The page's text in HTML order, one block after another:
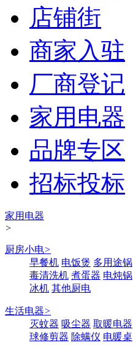
店铺街
商家入驻
厂商登记
家用电器
品牌专区
招标投标
家用电器
>
厨房小电>
早餐机 电饭煲 多用途锅
毒清洗机 煮蛋器 电炖锅
冰机 其他厨电
生活电器>
灭蚊器 吸尘器 取暖电器
球修剪器 除螨仪 电暖桌